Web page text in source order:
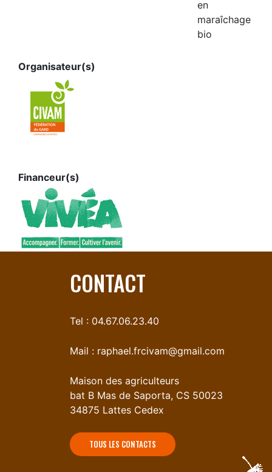
en
maraîchage
bio
Organisateur(s)
Financeur(s)
CONTACT
Tel : 04.67.06.23.40
Mail : raphael.frcivam@gmail.com
Maison des agriculteurs
bat B Mas de Saporta, CS 50023
34875 Lattes Cedex
TOUS LES CONTACTS